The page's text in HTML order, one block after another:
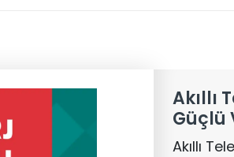
Akıllı
Güçlü
Akıllı